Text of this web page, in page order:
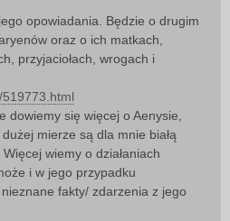
opowiadania. Będzie o drugim
oraz o ich matkach,
przyjaciołach, wrogach i
dowiemy się więcej o Aenysie,
mierze są dla mnie białą
wiemy o działaniach
i w jego przypadku
fakty/ zdarzenia z jego